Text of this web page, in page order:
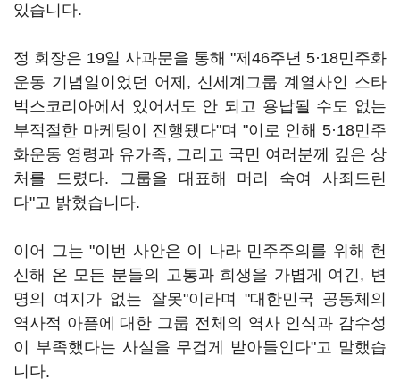
있습니다.
정 회장은 19일 사과문을 통해 "제46주년 5·18민주화
운동 기념일이었던 어제, 신세계그룹 계열사인 스타
벅스코리아에서 있어서도 안 되고 용납될 수도 없는
부적절한 마케팅이 진행됐다"며 "이로 인해 5·18민주
화운동 영령과 유가족, 그리고 국민 여러분께 깊은 상
처를 드렸다. 그룹을 대표해 머리 숙여 사죄드린
다"고 밝혔습니다.
이어 그는 "이번 사안은 이 나라 민주주의를 위해 헌
신해 온 모든 분들의 고통과 희생을 가볍게 여긴, 변
명의 여지가 없는 잘못"이라며 "대한민국 공동체의
역사적 아픔에 대한 그룹 전체의 역사 인식과 감수성
이 부족했다는 사실을 무겁게 받아들인다"고 말했습
니다.